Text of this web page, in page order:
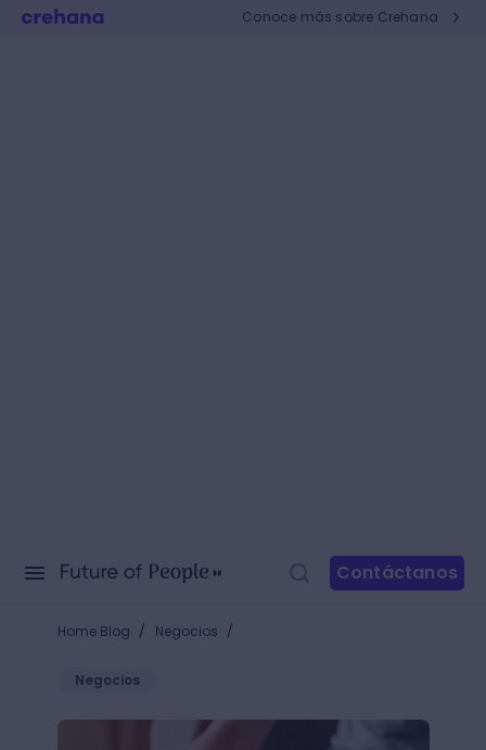
Conoce más sobre Crehana
Contáctanos
Home Blog / Negocios /
Negocios
Puntaje de crédito: ¿Cómo alcanzar tus metas con